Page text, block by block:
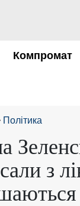
Компромат
Політика
з